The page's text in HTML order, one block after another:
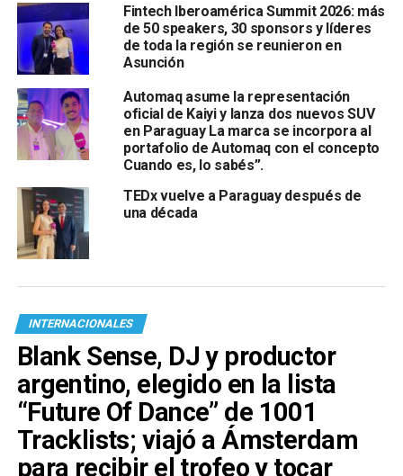
Fintech Iberoamérica Summit 2026: más
de 50 speakers, 30 sponsors y líderes
de toda la región se reunieron en
Asunción
Automaq asume la representación
oficial de Kaiyi y lanza dos nuevos SUV
en Paraguay La marca se incorpora al
portafolio de Automaq con el concepto
Cuando es, lo sabés”.
TEDx vuelve a Paraguay después de
una década
INTERNACIONALES
Blank Sense, DJ y productor
argentino, elegido en la lista
“Future Of Dance” de 1001
Tracklists; viajó a Ámsterdam
para recibir el trofeo y tocar